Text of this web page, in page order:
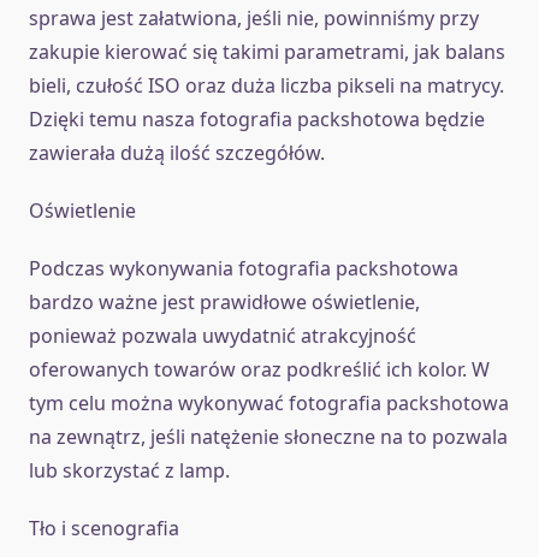
sprawa jest załatwiona, jeśli nie, powinniśmy przy
zakupie kierować się takimi parametrami, jak balans
bieli, czułość ISO oraz duża liczba pikseli na matrycy.
Dzięki temu nasza fotografia packshotowa będzie
zawierała dużą ilość szczegółów.
Oświetlenie
Podczas wykonywania fotografia packshotowa
bardzo ważne jest prawidłowe oświetlenie,
ponieważ pozwala uwydatnić atrakcyjność
oferowanych towarów oraz podkreślić ich kolor. W
tym celu można wykonywać fotografia packshotowa
na zewnątrz, jeśli natężenie słoneczne na to pozwala
lub skorzystać z lamp.
Tło i scenografia